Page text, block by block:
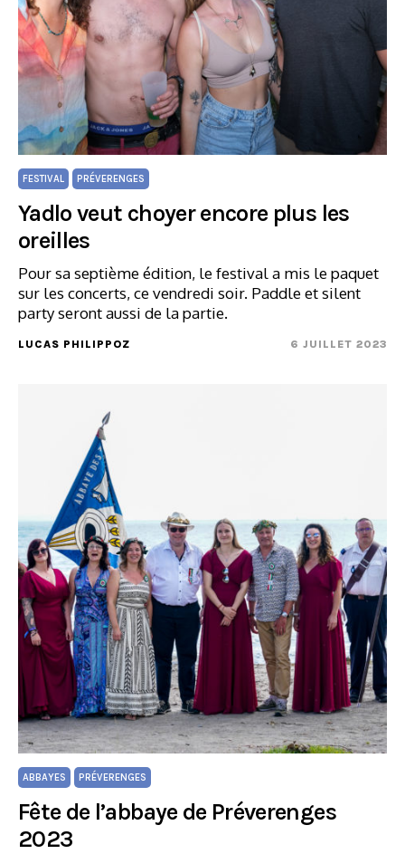
FESTIVAL PRÉVERENGES
Yadlo veut choyer encore plus les
oreilles
Pour sa septième édition, le festival a mis le paquet
sur les concerts, ce vendredi soir. Paddle et silent
party seront aussi de la partie.
LUCAS PHILIPPOZ 6 JUILLET 2023
ABBAYES PRÉVERENGES
Fête de l’abbaye de Préverenges
2023